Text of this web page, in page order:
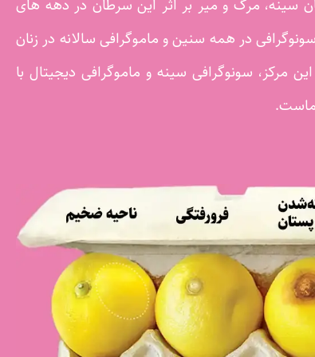
مرگ و میر بر اثر این سرطان در دهه های
در همه سنین و ماموگرافی سالانه در زنان
سونوگرافی سینه و ماموگرافی دیجیتال با